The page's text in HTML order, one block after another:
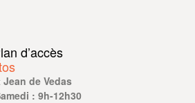
d’accès
de Vedas
: 9h-12h30